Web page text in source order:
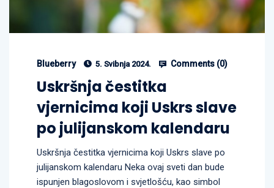
Blueberry 5. Svibnja 2024. Comments (0)
Uskršnja čestitka
vjernicima koji Uskrs slave
po julijanskom kalendaru
Uskršnja čestitka vjernicima koji Uskrs slave po
julijanskom kalendaru Neka ovaj sveti dan bude
ispunjen blagoslovom i svjetlošću, kao simbol